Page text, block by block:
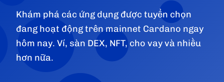
Khám phá các ứng dụng được tuyển chọn
đang hoạt động trên mainnet Cardano ngay
hôm nay. Ví, sàn DEX, NFT, cho vay và nhiều
hơn nữa.